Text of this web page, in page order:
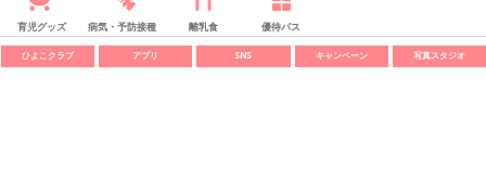
育児グッズ 病気・予防接種 離乳食 優待パス
ひよこクラブ アプリ SNS キャンペーン 写真スタジオ